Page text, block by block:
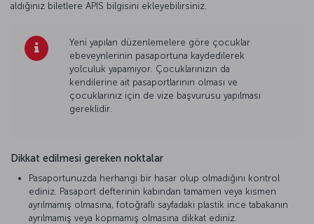
aldığınız biletlere APIS bilgisini ekleyebilirsiniz.
Yeni yapılan düzenlemelere göre çocuklar
ebeveynlerinin pasaportuna kaydedilerek
yolculuk yapamıyor. Çocuklarınızın da
kendilerine ait pasaportlarının olması ve
çocuklarınız için de vize başvurusu yapılması
gereklidir.
Dikkat edilmesi gereken noktalar
Pasaportunuzda herhangi bir hasar olup olmadığını kontrol
ediniz. Pasaport defterinin kabından tamamen veya kısmen
ayrılmamış olmasına, fotoğraflı sayfadaki plastik ince tabakanın
ayrılmamış veya kopmamış olmasına dikkat ediniz.